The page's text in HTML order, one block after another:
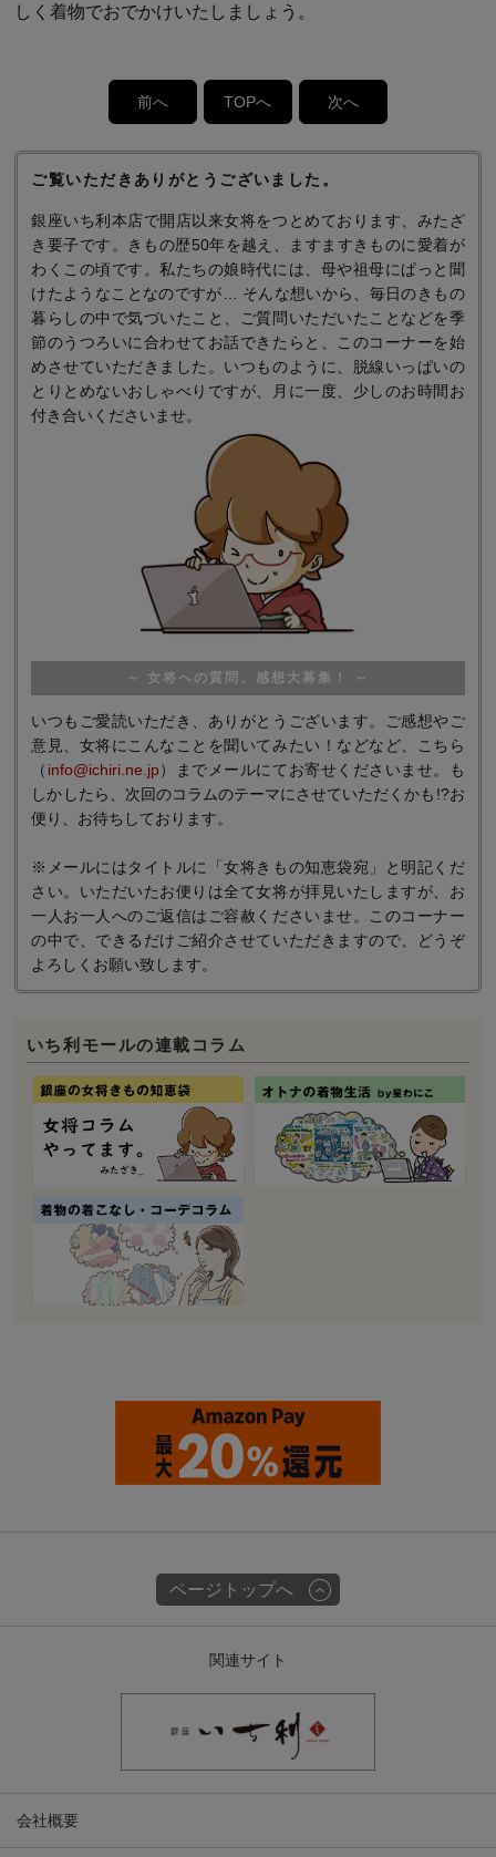
しく着物でおでかけいたしましょう。
前へ TOPへ 次へ
ご覧いただきありがとうございました。
銀座いち利本店で開店以来女将をつとめております、みたざ
き要子です。きもの歴50年を越え、ますますきものに愛着が
わくこの頃です。私たちの娘時代には、母や祖母にぱっと聞
けたようなことなのですが… そんな想いから、毎日のきもの
暮らしの中で気づいたこと、ご質問いただいたことなどを季
節のうつろいに合わせてお話できたらと、このコーナーを始
めさせていただきました。いつものように、脱線いっぱいの
とりとめないおしゃべりですが、月に一度、少しのお時間お
付き合いくださいませ。
～ 女将への質問、感想大募集！ ～
いつもご愛読いただき、ありがとうございます。ご感想やご
意見、女将にこんなことを聞いてみたい！などなど、こちら
（ info@ichiri.ne.jp）までメールにてお寄せくださいませ。も
しかしたら、次回のコラムのテーマにさせていただくかも!?お
便り、お待ちしております。
※メールにはタイトルに「女将きもの知恵袋宛」と明記くだ
さい。いただいたお便りは全て女将が拝見いたしますが、お
一人お一人へのご返信はご容赦くださいませ。このコーナー
の中で、できるだけご紹介させていただきますので、どうぞ
よろしくお願い致します。
いち利モールの連載コラム
ページトップへ
関連サイト
会社概要